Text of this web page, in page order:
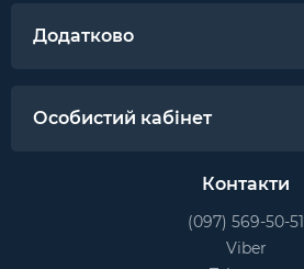
Додатково
Особистий кабінет
Контакти
(097) 569-50-51
Viber